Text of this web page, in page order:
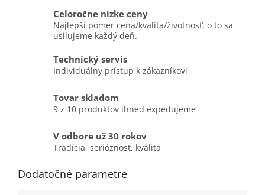
Celoročne nízke ceny
Najlepší pomer cena/kvalita/životnosť, o to sa
usilujeme každý deň.
Technický servis
Individuálny prístup k zákazníkovi
Tovar skladom
9 z 10 produktov ihneď expedujeme
V odbore už 30 rokov
Tradícia, serióznosť, kvalita
Dodatočné parametre